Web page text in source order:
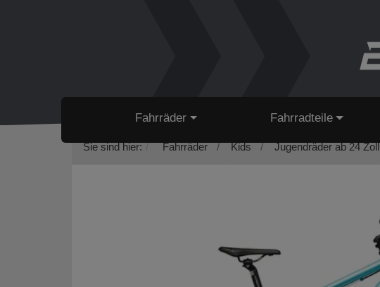
Fahrräder Fahrradteile
Sie sind hier: Fahrräder Kids Jugendräder ab 24 Zoll